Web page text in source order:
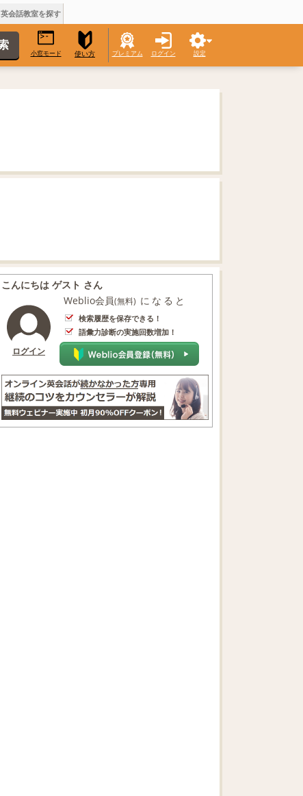
英会話教室を探す
小窓モード 使い方 プレミアム ログイン 設定
こんにちは ゲスト さん
ログイン
Weblio会員(無料) になると
検索履歴を保存できる！
語彙力診断の実施回数増加！